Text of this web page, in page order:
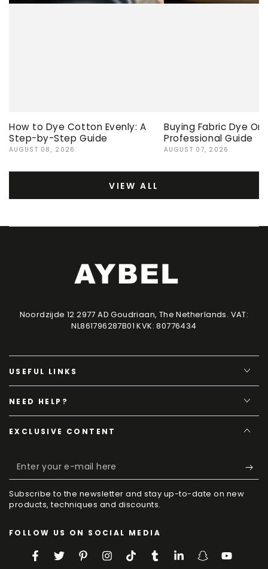
How to Dye Cotton Evenly: A
Step-by-Step Guide
AUGUST 08, 2026
Buying Fabric Dye
Professional Guide
AUGUST 07, 2026
VIEW ALL
Noordzijde 12 2977 AD Goudriaan, The Netherlands. VAT:
NL861796287B01 KVK: 80776434
USEFUL LINKS
NEED HELP?
EXCLUSIVE CONTENT
Enter
your
e-
here
Subscribe to the newsletter and stay up-to-date on new
products, techniques and discounts.
FOLLOW US ON SOCIAL MEDIA
FacebookTwitterPinterestInstagram
TikTokTumblrLinkedInSnapchatYouTube